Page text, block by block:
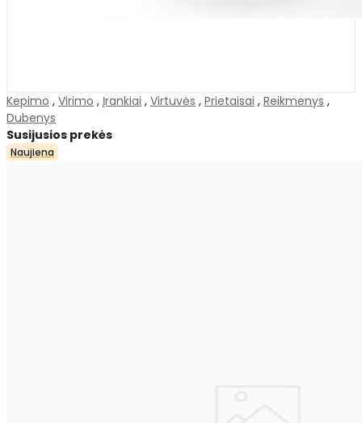
Kepimo , Virimo , Įrankiai , Virtuvės , Prietaisai , Reikmenys ,
Dubenys
Susijusios prekės
Naujiena